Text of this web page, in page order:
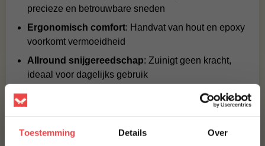
Toestemming Details Over
precieze en betrouwbare sneden
Ergonomisch comfort: Handvat van hout en epoxy
voorkomt vermoeidheid
Allround snijgereedschap: Zuinigt geen kracht,
ideaal voor dagelijks gebruik
Over de Tokyo‑serie
in optima forma: messen met